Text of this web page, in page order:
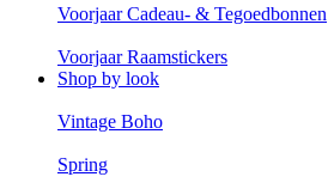
Voorjaar Cadeau- & Tegoedbonnen
Voorjaar Raamstickers
Shop by look
Vintage Boho
Spring